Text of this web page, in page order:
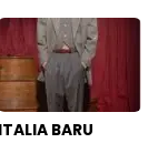
BARU